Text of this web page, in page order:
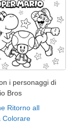
i personaggi di
Bros
Ritorno all
Colorare